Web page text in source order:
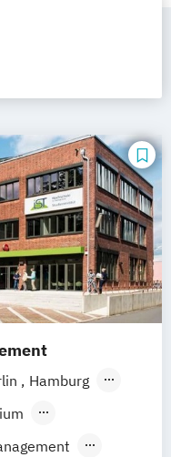
Hamburg
Main